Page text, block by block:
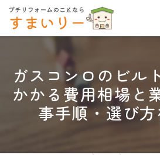
ガスコンロのビル
かかる費用相場と
事手順・選び